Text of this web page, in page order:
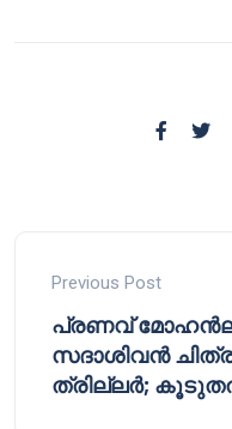
Previous Post
പ്രണവ്
സദാശിവൻ
ത്രില്ലർ;